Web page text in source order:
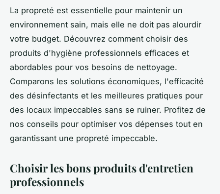
La propreté est essentielle pour maintenir un
environnement sain, mais elle ne doit pas alourdir
votre budget. Découvrez comment choisir des
produits d'hygiène professionnels efficaces et
abordables pour vos besoins de nettoyage.
Comparons les solutions économiques, l'efficacité
des désinfectants et les meilleures pratiques pour
des locaux impeccables sans se ruiner. Profitez de
nos conseils pour optimiser vos dépenses tout en
garantissant une propreté impeccable.
Choisir les bons produits d'entretien
professionnels